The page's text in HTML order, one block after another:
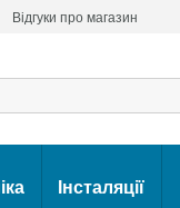
Відгуки про магазин
Інсталяції